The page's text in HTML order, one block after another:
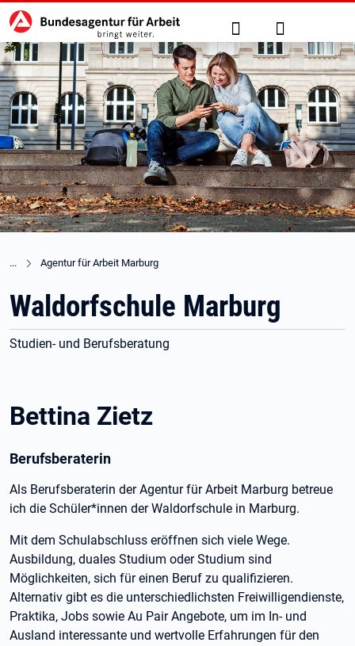
zu den Hauptinhalten springen
Hauptnavigation Suche Anmelden
Agentur für Arbeit Marburg
Waldorfschule Marburg
Studien- und Berufsberatung
Bettina Zietz
Berufsberaterin
Als Berufsberaterin der Agentur für Arbeit Marburg betreue
ich die Schüler*innen der Waldorfschule in Marburg.
Mit dem Schulabschluss eröffnen sich viele Wege.
Ausbildung, duales Studium oder Studium sind
Möglichkeiten, sich für einen Beruf zu qualifizieren.
Alternativ gibt es die unterschiedlichsten Freiwilligendienste,
Praktika, Jobs sowie Au Pair Angebote, um im In- und
Ausland interessante und wertvolle Erfahrungen für den